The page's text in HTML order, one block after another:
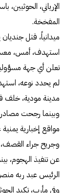
الإرياني،
المفخخة.
استهدف، أمس،
تعلن أي جهة
لم يحدد نوعه،
مدينة مودية، خلف قتيلين ونحو 20
وبينما رجحت
وجريح جراء
عن تنفيذ الهجوم،
الرئيس عبد ربه
وفي مأرب، تكبد